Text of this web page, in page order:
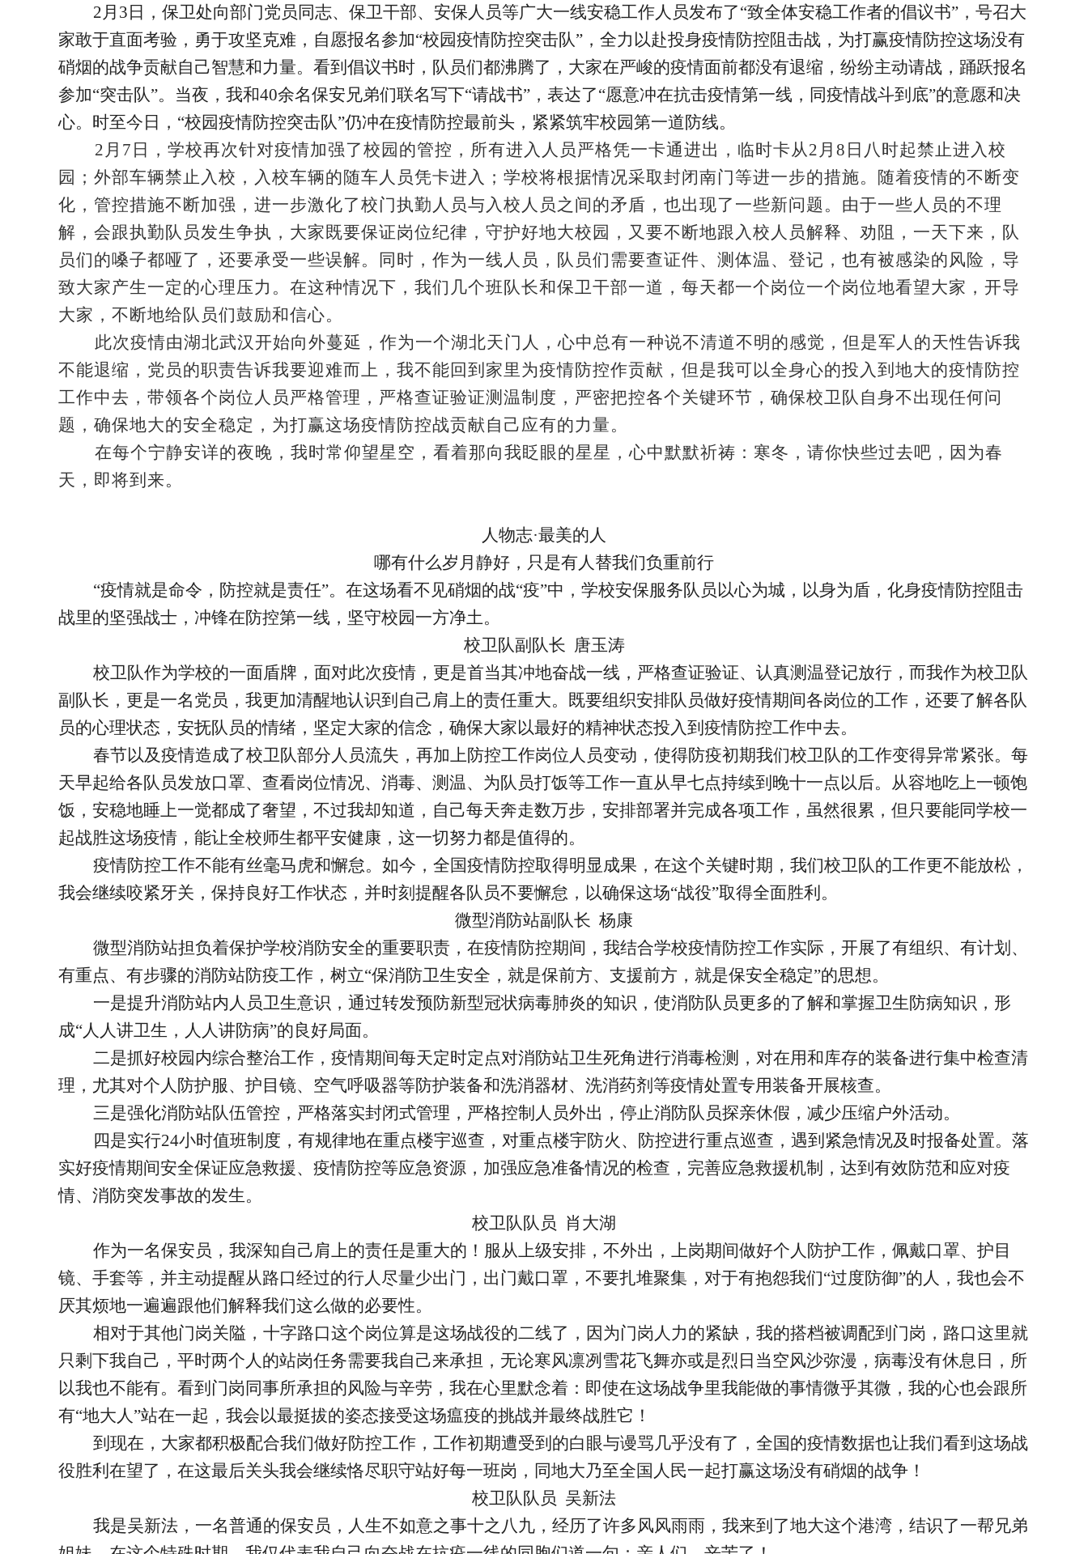
2月3日，保卫处向部门党员同志、保卫干部、安保人员等广大一线安稳工作人员发布了“致全体安稳工作者的倡议书”，号召大
家敢于直面考验，勇于攻坚克难，自愿报名参加“校园疫情防控突击队”，全力以赴投身疫情防控阻击战，为打赢疫情防控这场没有
硝烟的战争贡献自己智慧和力量。看到倡议书时，队员们都沸腾了，大家在严峻的疫情面前都没有退缩，纷纷主动请战，踊跃报名
参加“突击队”。当夜，我和40余名保安兄弟们联名写下“请战书”，表达了“愿意冲在抗击疫情第一线，同疫情战斗到底”的意愿和决
心。时至今日，“校园疫情防控突击队”仍冲在疫情防控最前头，紧紧筑牢校园第一道防线。
2 月7日，学校再次针对疫情加强了校园的管控，所有进入人员严格凭一卡通进出，临时卡从2月8日八时起禁止进入校
园；外部车辆禁止入校，入校车辆的随车人员凭卡进入；学校将根据情况采取封闭南门等进一步的措施。随着疫情的不断变
化，管控措施不断加强，进一步激化了校门执勤人员与入校人员之间的矛盾，也出现了一些新问题。由于一些人员的不理
解，会跟执勤队员发生争执，大家既要保证岗位纪律，守护好地大校园，又要不断地跟入校人员解释、劝阻，一天下来，队
员们的嗓子都哑了，还要承受一些误解。同时，作为一线人员，队员们需要查证件、测体温、登记，也有被感染的风险，导
致大家产生一定的心理压力。在这种情况下，我们几个班队长和保卫干部一道，每天都一个岗位一个岗位地看望大家，开导
大家，不断地给队员们鼓励和信心。
此次疫情由湖北武汉开始向外蔓延，作为一个湖北天门人，心中总有一种说不清道不明的感觉，但是军人的天性告诉我
不能退缩，党员的职责告诉我要迎难而上，我不能回到家里为疫情防控作贡献，但是我可以全身心的投入到地大的疫情防控
工作中去，带领各个岗位人员严格管理，严格查证验证测温制度，严密把控各个关键环节，确保校卫队自身不出现任何问
题，确保地大的安全稳定，为打赢这场疫情防控战贡献自己应有的力量。
在每个宁静安详的夜晚，我时常仰望星空，看着那向我眨眼的星星，心中默默祈祷：寒冬，请你快些过去吧，因为春
天，即将到来。
人物志·最美的人
哪有什么岁月静好，只是有人替我们负重前行
“疫情就是命令，防控就是责任”。在这场看不见硝烟的战“疫”中，学校安保服务队员以心为城，以身为盾，化身疫情防控阻击
战里的坚强战士，冲锋在防控第一线，坚守校园一方净土。
校卫队副队长 唐玉涛
校卫队作为学校的一面盾牌，面对此次疫情，更是首当其冲地奋战一线，严格查证验证、认真测温登记放行，而我作为校卫队
副队长，更是一名党员，我更加清醒地认识到自己肩上的责任重大。既要组织安排队员做好疫情期间各岗位的工作，还要了解各队
员的心理状态，安抚队员的情绪，坚定大家的信念，确保大家以最好的精神状态投入到疫情防控工作中去。
春节以及疫情造成了校卫队部分人员流失，再加上防控工作岗位人员变动，使得防疫初期我们校卫队的工作变得异常紧张。每
天早起给各队员发放口罩、查看岗位情况、消毒、测温、为队员打饭等工作一直从早七点持续到晚十一点以后。从容地吃上一顿饱
饭，安稳地睡上一觉都成了奢望，不过我却知道，自己每天奔走数万步，安排部署并完成各项工作，虽然很累，但只要能同学校一
起战胜这场疫情，能让全校师生都平安健康，这一切努力都是值得的。
疫情防控工作不能有丝毫马虎和懈怠。如今，全国疫情防控取得明显成果，在这个关键时期，我们校卫队的工作更不能放松，
我会继续咬紧牙关，保持良好工作状态，并时刻提醒各队员不要懈怠，以确保这场“战役”取得全面胜利。
微型消防站副队长 杨康
微型消防站担负着保护学校消防安全的重要职责，在疫情防控期间，我结合学校疫情防控工作实际，开展了有组织、有计划、
有重点、有步骤的消防站防疫工作，树立“保消防卫生安全，就是保前方、支援前方，就是保安全稳定”的思想。
一是提升消防站内人员卫生意识，通过转发预防新型冠状病毒肺炎的知识，使消防队员更多的了解和掌握卫生防病知识，形
成“人人讲卫生，人人讲防病”的良好局面。
二是抓好校园内综合整治工作，疫情期间每天定时定点对消防站卫生死角进行消毒检测，对在用和库存的装备进行集中检查清
理，尤其对个人防护服、护目镜、空气呼吸器等防护装备和洗消器材、洗消药剂等疫情处置专用装备开展核查。
三是强化消防站队伍管控，严格落实封闭式管理，严格控制人员外出，停止消防队员探亲休假，减少压缩户外活动。
四是实行24小时值班制度，有规律地在重点楼宇巡查，对重点楼宇防火、防控进行重点巡查，遇到紧急情况及时报备处置。落
实好疫情期间安全保证应急救援、疫情防控等应急资源，加强应急准备情况的检查，完善应急救援机制，达到有效防范和应对疫
情、消防突发事故的发生。
校卫队队员 肖大湖
作为一名保安员，我深知自己肩上的责任是重大的！服从上级安排，不外出，上岗期间做好个人防护工作，佩戴口罩、护目
镜、手套等，并主动提醒从路口经过的行人尽量少出门，出门戴口罩，不要扎堆聚集，对于有抱怨我们“过度防御”的人，我也会不
厌其烦地一遍遍跟他们解释我们这么做的必要性。
相对于其他门岗关隘，十字路口这个岗位算是这场战役的二线了，因为门岗人力的紧缺，我的搭档被调配到门岗，路口这里就
只剩下我自己，平时两个人的站岗任务需要我自己来承担，无论寒风凛冽雪花飞舞亦或是烈日当空风沙弥漫，病毒没有休息日，所
以我也不能有。看到门岗同事所承担的风险与辛劳，我在心里默念着：即使在这场战争里我能做的事情微乎其微，我的心也会跟所
有“地大人”站在一起，我会以最挺拔的姿态接受这场瘟疫的挑战并最终战胜它！
到现在，大家都积极配合我们做好防控工作，工作初期遭受到的白眼与谩骂几乎没有了，全国的疫情数据也让我们看到这场战
役胜利在望了，在这最后关头我会继续恪尽职守站好每一班岗，同地大乃至全国人民一起打赢这场没有硝烟的战争！
校卫队队员 吴新法
我是吴新法，一名普通的保安员，人生不如意之事十之八九，经历了许多风风雨雨，我来到了地大这个港湾，结识了一帮兄弟